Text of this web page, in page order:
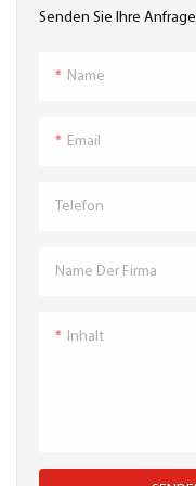
Senden Sie Ihre Anfrage
Name
Email
Telefon
Name Der Firma
Inhalt
Ihrem Bad verbessert wird